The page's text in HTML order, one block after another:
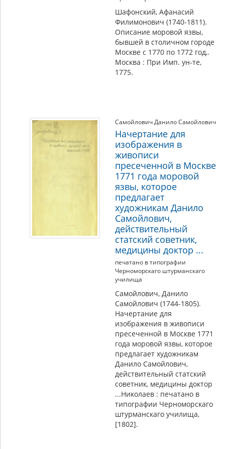
Шафонский, Афанасий
Филимонович (1740-1811).
Описание моровой язвы,
бывшей в столичном городе
Москве с 1770 по 1772 год,.
Москва : При Имп. ун-те,
1775.
Самойлович Данило Самойлович
Начертание для
изображения в
живописи
пресеченной в Москве
1771 года моровой
язвы, которое
предлагает
художникам Данило
Самойлович,
действительный
статский советник,
медицины доктор ...
печатано в типографии
Черноморскаго штурманскаго
училища
Самойлович, Данило
Самойлович (1744-1805).
Начертание для
изображения в живописи
пресеченной в Москве 1771
года моровой язвы, которое
предлагает художникам
Данило Самойлович,
действительный статский
советник, медицины доктор
...Николаев : печатано в
типографии Черноморскаго
штурманскаго училища,
[1802].